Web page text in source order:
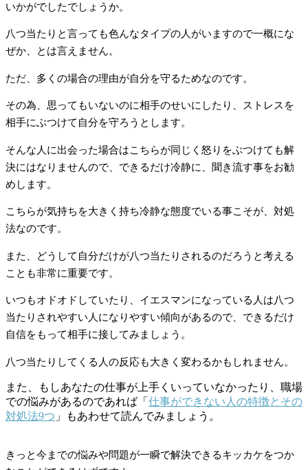
いかがでしたでしょうか。
八つ当たりと言っても色んなタイプの人がいますので一概にな
ぜか、とは言えません。
ただ、多くの場合の理由が自分を守るためなのです。
その為、思ってもいないのに相手のせいにしたり、ストレスを
相手にぶつけて自分を守ろうとします。
そんな人に出会った場合はこちらが同じく怒りをぶつけても解
決にはなりませんので、できるだけ冷静に、聞き流す事をお勧
めします。
こちらが気持ちを大きく持ち冷静な態度でいる事こそが、対処
法なのです。
また、どうして自分だけが八つ当たりされるのだろうと考える
ことも非常に重要です。
いつもオドオドしていたり、イエスマンになっている人は八つ
当たりされやすい人になりやすい傾向があるので、できるだけ
自信をもって相手に接してみましょう。
八つ当たりしてくる人の反応も大きく変わるかもしれません。
また、もしあなたの仕事が上手くいっていなかったり、職場
での悩みがあるのであれば「 仕事ができない人の特徴とその
対処法9つ 」もあわせて読んでみましょう。
きっと今までの悩みや問題が一瞬で解決できるキッカケをつか